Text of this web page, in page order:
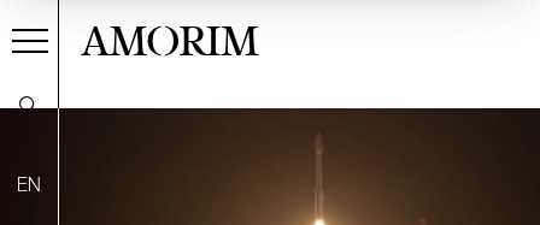
EN
AMORIM